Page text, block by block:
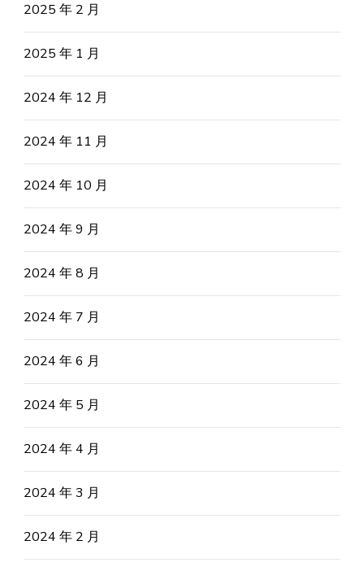
2025 年 2 月
2025 年 1 月
2024 年 12 月
2024 年 11 月
2024 年 10 月
2024 年 9 月
2024 年 8 月
2024 年 7 月
2024 年 6 月
2024 年 5 月
2024 年 4 月
2024 年 3 月
2024 年 2 月